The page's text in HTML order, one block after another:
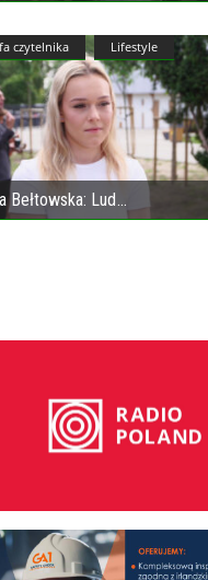
czytelnika Lifestyle
Bełtowska: Lud